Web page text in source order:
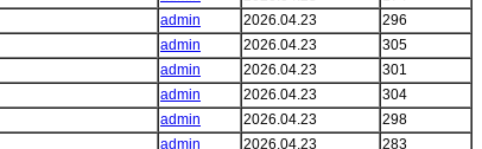
admin 2026.04.23
296
admin 2026.04.23
305
admin 2026.04.23
301
admin 2026.04.23
304
admin 2026.04.23
298
admin 2026.04.23
283